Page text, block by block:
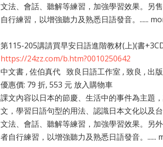
文法、會話、聽解等練習，加強學習效果。另
自行練習，以增強聽力及熟悉日語發音。......
第115-205講請買早安日語進階教材(上)(書
https://24zz.com/b.htm?0010250642
中文書 , 佐伯真代 致良日語工作室 , 致良 , 出
優惠價: 79 折, 553 元 放入購物車
課文內容以日本的節慶、生活中的事件為主題
文，學習日語句型的用法、認識日本文化以及
文法、會話、聽解等練習，加強學習效果。另
者自行練習，以增強聽力及熟悉日語發音。......